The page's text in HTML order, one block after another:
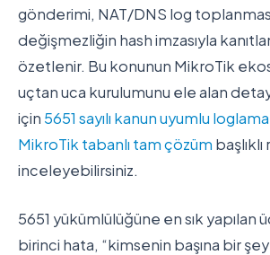
gönderimi, NAT/DNS log
değişmezliğin hash imzasıyla
özetlenir. Bu konunun MikroTik
uçtan uca kurulumunu ele alan
için 5651 sayılı kanun uyumlu
MikroTik tabanlı tam çözüm
inceleyebilirsiniz.
5651 yükümlülüğüne en sık yapılan
birinci hata, “kimsenin başına bir